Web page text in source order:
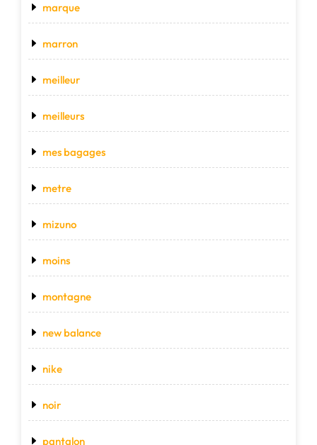
marque
marron
meilleur
meilleurs
mes bagages
metre
mizuno
moins
montagne
new balance
nike
noir
pantalon